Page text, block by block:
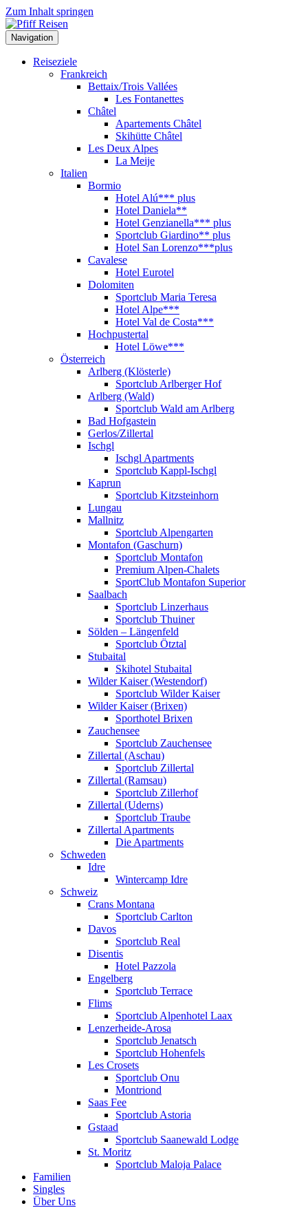
Zum Inhalt springen
Navigation
Reiseziele
Frankreich
Bettaix/Trois Vallées
Les Fontanettes
Châtel
Apartements Châtel
Skihütte Châtel
Les Deux Alpes
La Meije
Italien
Bormio
Hotel Alú*** plus
Hotel Daniela**
Hotel Genzianella*** plus
Sportclub Giardino** plus
Hotel San Lorenzo***plus
Cavalese
Hotel Eurotel
Dolomiten
Sportclub Maria Teresa
Hotel Alpe***
Hotel Val de Costa***
Hochpustertal
Hotel Löwe***
Österreich
Arlberg (Klösterle)
Sportclub Arlberger Hof
Arlberg (Wald)
Sportclub Wald am Arlberg
Bad Hofgastein
Gerlos/Zillertal
Ischgl
Ischgl Apartments
Sportclub Kappl-Ischgl
Kaprun
Sportclub Kitzsteinhorn
Lungau
Mallnitz
Sportclub Alpengarten
Montafon (Gaschurn)
Sportclub Montafon
Premium Alpen-Chalets
SportClub Montafon Superior
Saalbach
Sportclub Linzerhaus
Sportclub Thuiner
Sölden – Längenfeld
Sportclub Ötztal
Stubaital
Skihotel Stubaital
Wilder Kaiser (Westendorf)
Sportclub Wilder Kaiser
Wilder Kaiser (Brixen)
Sporthotel Brixen
Zauchensee
Sportclub Zauchensee
Zillertal (Aschau)
Sportclub Zillertal
Zillertal (Ramsau)
Sportclub Zillerhof
Zillertal (Uderns)
Sportclub Traube
Zillertal Apartments
Die Apartments
Schweden
Idre
Wintercamp Idre
Schweiz
Crans Montana
Sportclub Carlton
Davos
Sportclub Real
Disentis
Hotel Pazzola
Engelberg
Sportclub Terrace
Flims
Sportclub Alpenhotel Laax
Lenzerheide-Arosa
Sportclub Jenatsch
Sportclub Hohenfels
Les Crosets
Sportclub Onu
Montriond
Saas Fee
Sportclub Astoria
Gstaad
Sportclub Saanewald Lodge
St. Moritz
Sportclub Maloja Palace
Familien
Singles
Über Uns